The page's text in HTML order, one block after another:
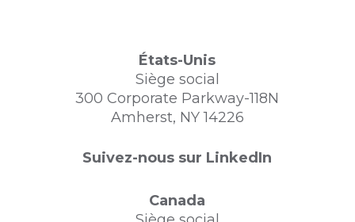
États-Unis
Siège social
300 Corporate Parkway-118N
Amherst, NY 14226
Suivez-nous sur LinkedIn
Canada